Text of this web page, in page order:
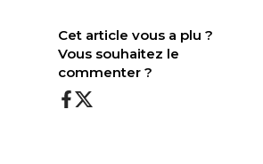
Cet article vous a plu ?
Vous souhaitez le
commenter ?